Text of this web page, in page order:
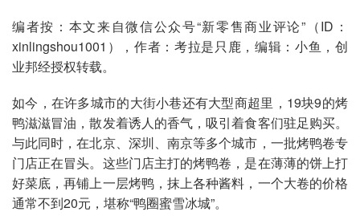
编者按：本文来自微信公众号“新零售商业评论”（ID：
xinlingshou1001），作者：考拉是只鹿，编辑：小鱼，创
业邦经授权转载。
如今，在许多城市的大街小巷还有大型商超里，19块9的烤
鸭滋滋冒油，散发着诱人的香气，吸引着食客们驻足购买。
与此同时，在北京、深圳、南京等多个城市，一批烤鸭卷专
门店正在冒头。这些门店主打的烤鸭卷，是在薄薄的饼上打
好菜底，再铺上一层烤鸭，抹上各种酱料，一个大卷的价格
通常不到20元，堪称“鸭圈蜜雪冰城”。